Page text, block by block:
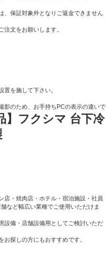
、保証対象外となりご返金できません
文をお願いします。
を施して下さい。
影のため、お手持ちPCの表示の違いで
】フクシマ 台下冷
店・焼肉店・ホテル・宿泊施設・社員
など幅広い業種でご使用いただけま
設備・店舗設備用としてご検討いただ
探しの方にもおすすめです。